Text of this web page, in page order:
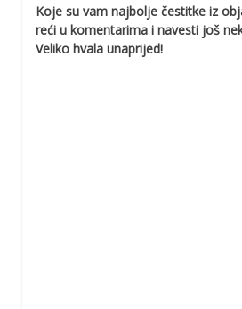
Koje su vam najbolje čestitke iz
reći u komentarima i navesti još
Veliko hvala unaprijed!